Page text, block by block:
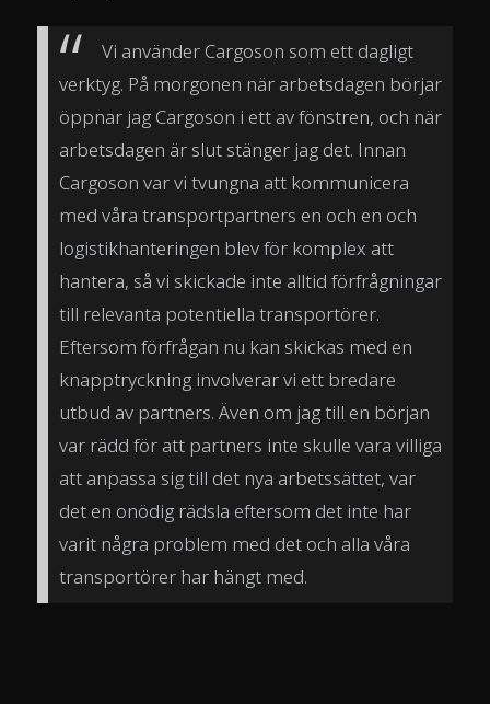
Vi använder Cargoson som ett dagligt
verktyg. På morgonen när arbetsdagen börjar
öppnar jag Cargoson i ett av fönstren, och när
arbetsdagen är slut stänger jag det. Innan
Cargoson var vi tvungna att kommunicera
med våra transportpartners en och en och
logistikhanteringen blev för komplex att
hantera, så vi skickade inte alltid förfrågningar
till relevanta potentiella transportörer.
Eftersom förfrågan nu kan skickas med en
knapptryckning involverar vi ett bredare
utbud av partners. Även om jag till en början
var rädd för att partners inte skulle vara villiga
att anpassa sig till det nya arbetssättet, var
det en onödig rädsla eftersom det inte har
varit några problem med det och alla våra
transportörer har hängt med.